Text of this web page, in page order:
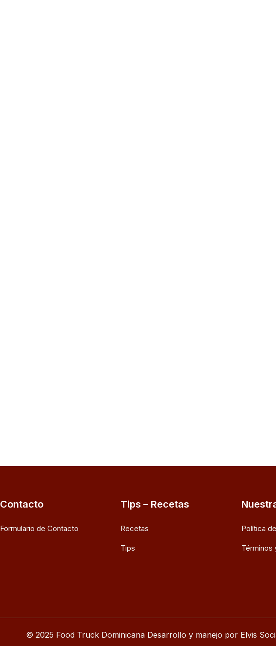
Contacto
Formulario de Contacto
Tips – Recetas
Recetas
Tips
Política
Términos
© 2025 Food Truck Dominicana Desarrollo y manejo por Elvis